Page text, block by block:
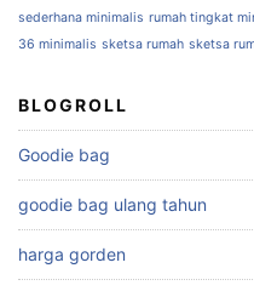
sederhana minimalis rumah tingkat
36 minimalis sketsa rumah sketsa
BLOGROLL
Goodie bag
goodie bag ulang tahun
harga gorden